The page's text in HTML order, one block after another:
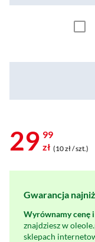
29 99
zł (10 zł / szt.)
Gwarancja
Wyrównamy cenę
znajdziesz w
sklepach